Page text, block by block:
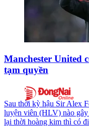
Manchester United
tạm quyền
Sau thời kỳ hậu Sir Alex
luyện viên (HLV) nào
lại thời hoàng kim thì có